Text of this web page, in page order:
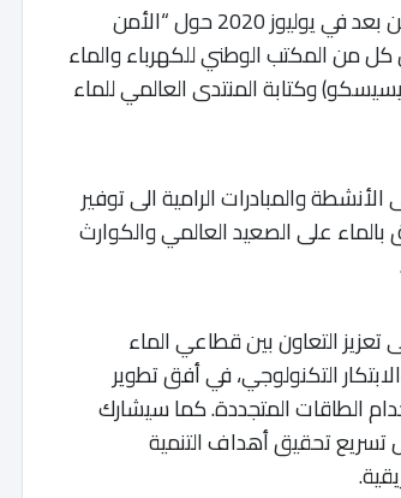
كما عرفت الولاية المنصرمة للمجلس تنظيم مؤتمر بتقنية التناظر عن بعد في يوليوز 2020 حول “الأمن
من المكتب الوطني للكهرباء والماء
وكتابة المنتدى العالمي للماء
الممتدة من 2023 إلى 2025، ستحظى الأنشطة والمبادرات الرامية الى توفير
بالماء على الصعيد العالمي والكوارث
التعاون بين قطاعي الماء
التكنولوجي، في أفق تطوير
الطاقات المتجددة. كما سيشارك
تحقيق أهداف التنمية